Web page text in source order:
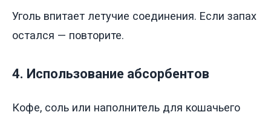
Уголь впитает летучие соединения. Если запах
остался — повторите.
4. Использование абсорбентов
Кофе, соль или наполнитель для кошачьего